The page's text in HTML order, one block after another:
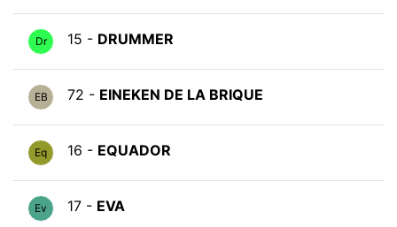
Dr 15 - DRUMMER
EB 72 - EINEKEN DE LA BRIQUE
Eq 16 - EQUADOR
Ev 17 - EVA